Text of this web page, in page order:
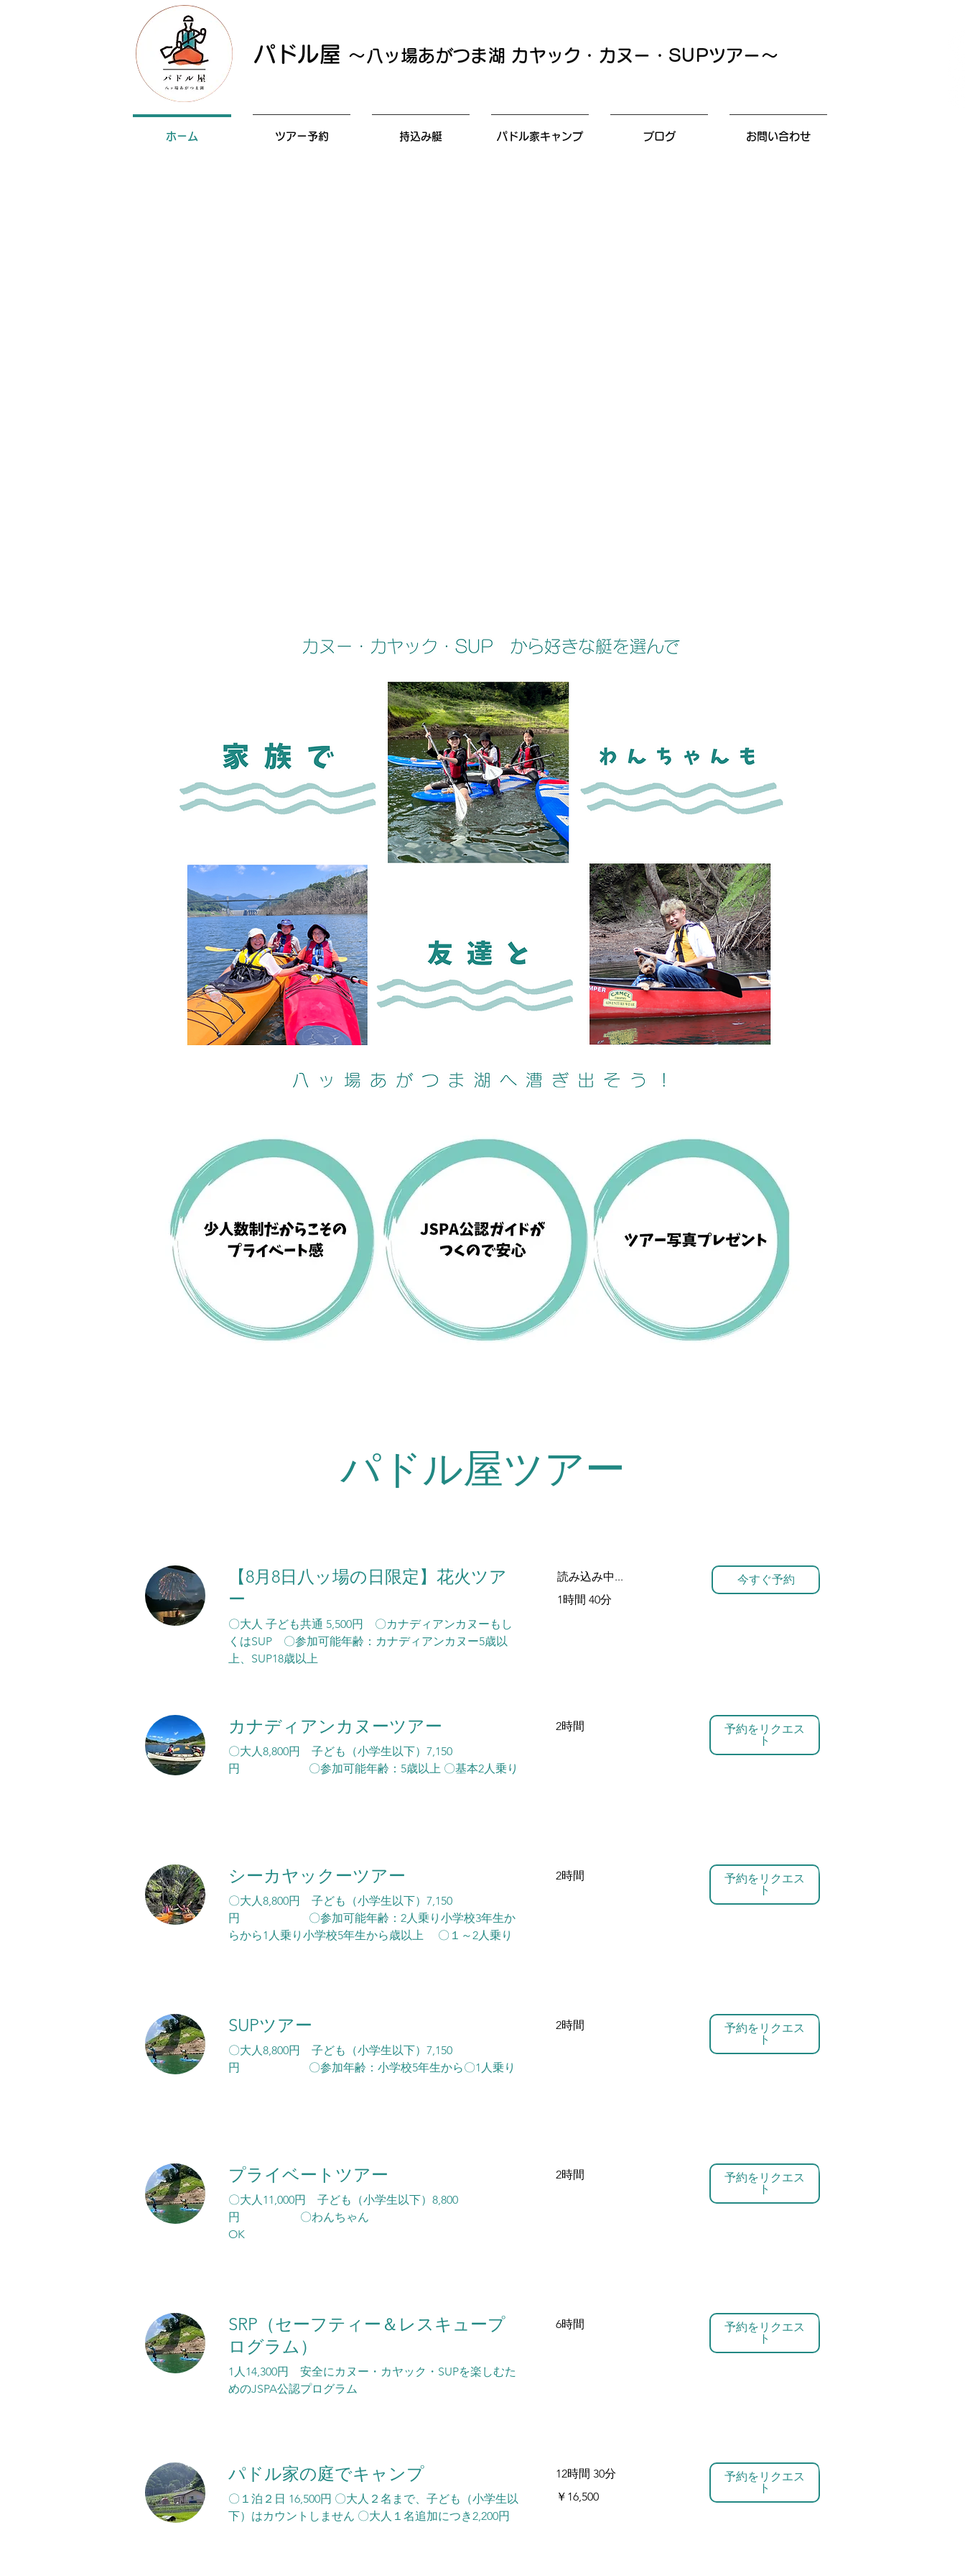
​パドル屋 ～八ッ場あがつま湖 カヤック・カヌー・SUPツアー～
ホーム ツアー予約 持込み艇 パドル家キャンプ ブログ お問い合わせ
​パドル屋ツアー
【8月8日八ッ場の日限定】花火ツア
ー
〇大人 子ども共通 5,500円 〇カナディアンカヌーもし
くはSUP 〇参加可能年齢：カナディアンカヌー5歳以
上、SUP18歳以上
読み込み中...
1時間 40分
今すぐ予約
カナディアンカヌーツアー
〇大人8,800円 子ども（小学生以下）7,150
円 〇参加可能年齢：5歳以上 〇基本2人乗り
2時間
予約をリクエス
ト
シーカヤックーツアー
〇大人8,800円 子ども（小学生以下）7,150
円 〇参加可能年齢：2人乗り小学校3年生か
らから1人乗り小学校5年生から歳以上 〇１～2人乗り
2時間
予約をリクエス
ト
SUPツアー
〇大人8,800円 子ども（小学生以下）7,150
円 〇参加年齢：小学校5年生から ​〇1人乗り
2時間
予約をリクエス
ト
プライベートツアー
〇大人11,000円 子ども（小学生以下）8,800
円 〇わんちゃん
OK
2時間
予約をリクエス
ト
SRP（セーフティー＆レスキュープ
ログラム）
1人14,300円 安全にカヌー・カヤック・SUPを楽しむた
めのJSPA公認プログラム
6時間
予約をリクエス
ト
パドル家の庭でキャンプ
〇１泊２日 16,500円 〇大人２名まで、子ども（小学生以
下）はカウントしません 〇大人１名追加につき2,200円
12時間 30分
円
￥16,500
予約をリクエス
ト